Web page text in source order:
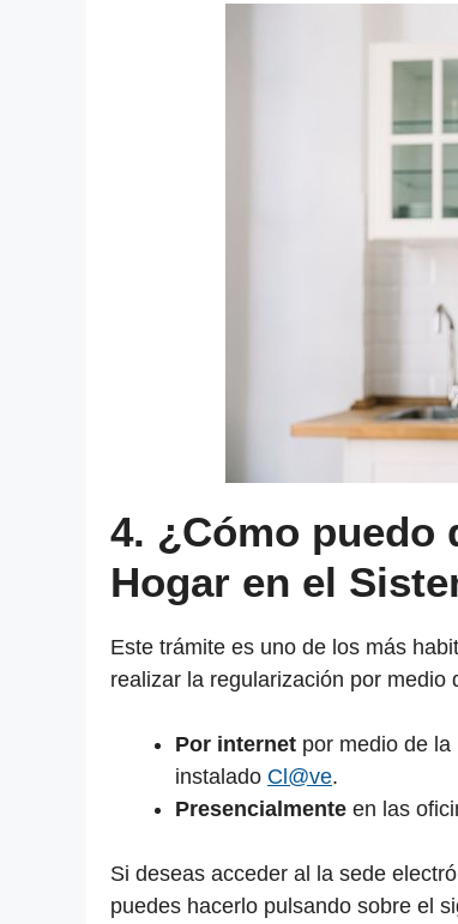
4. ¿Cómo puedo
Hogar en el
Este trámite es uno de los más
realizar la regularización por medio
Por internet por medio de
instalado Cl@ve.
Presencialmente en las
Si deseas acceder al la sede
puedes hacerlo pulsando sobre el